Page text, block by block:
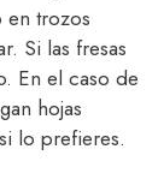
en trozos
Si las fresas
En el caso de
hojas
lo prefieres.